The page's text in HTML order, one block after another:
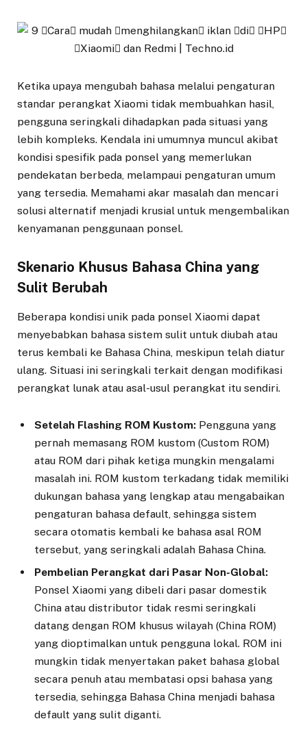
Ketika upaya mengubah bahasa melalui pengaturan
standar perangkat Xiaomi tidak membuahkan hasil,
pengguna seringkali dihadapkan pada situasi yang
lebih kompleks. Kendala ini umumnya muncul akibat
kondisi spesifik pada ponsel yang memerlukan
pendekatan berbeda, melampaui pengaturan umum
yang tersedia. Memahami akar masalah dan mencari
solusi alternatif menjadi krusial untuk mengembalikan
kenyamanan penggunaan ponsel.
Skenario Khusus Bahasa China yang
Sulit Berubah
Beberapa kondisi unik pada ponsel Xiaomi dapat
menyebabkan bahasa sistem sulit untuk diubah atau
terus kembali ke Bahasa China, meskipun telah diatur
ulang. Situasi ini seringkali terkait dengan modifikasi
perangkat lunak atau asal-usul perangkat itu sendiri.
Setelah Flashing ROM Kustom: Pengguna yang
pernah memasang ROM kustom (Custom ROM)
atau ROM dari pihak ketiga mungkin mengalami
masalah ini. ROM kustom terkadang tidak memiliki
dukungan bahasa yang lengkap atau mengabaikan
pengaturan bahasa default, sehingga sistem
secara otomatis kembali ke bahasa asal ROM
tersebut, yang seringkali adalah Bahasa China.
Pembelian Perangkat dari Pasar Non-Global:
Ponsel Xiaomi yang dibeli dari pasar domestik
China atau distributor tidak resmi seringkali
datang dengan ROM khusus wilayah (China ROM)
yang dioptimalkan untuk pengguna lokal. ROM ini
mungkin tidak menyertakan paket bahasa global
secara penuh atau membatasi opsi bahasa yang
tersedia, sehingga Bahasa China menjadi bahasa
default yang sulit diganti.